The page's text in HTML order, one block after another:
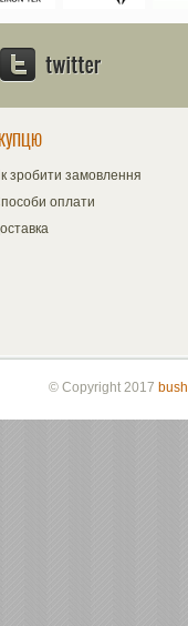
зробити замовлення
оплати
© Copyright 2017